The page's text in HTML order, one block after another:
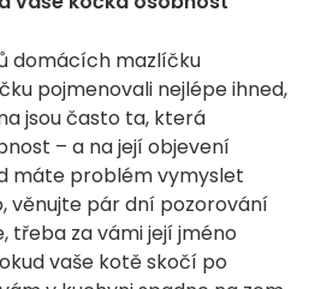
domácích mazlíčku
pojmenovali nejlépe ihned,
jsou často ta, která
– a na její objevení
máte problém vymyslet
věnujte pár dní pozorování
třeba za vámi její jméno
vaše kotě skočí po